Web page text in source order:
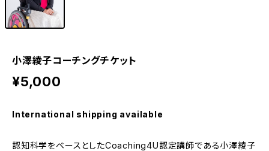
小澤綾子コーチングチケット
¥5,000
International shipping available
認知科学をベースとしたCoaching4U認定講師である小澤綾子